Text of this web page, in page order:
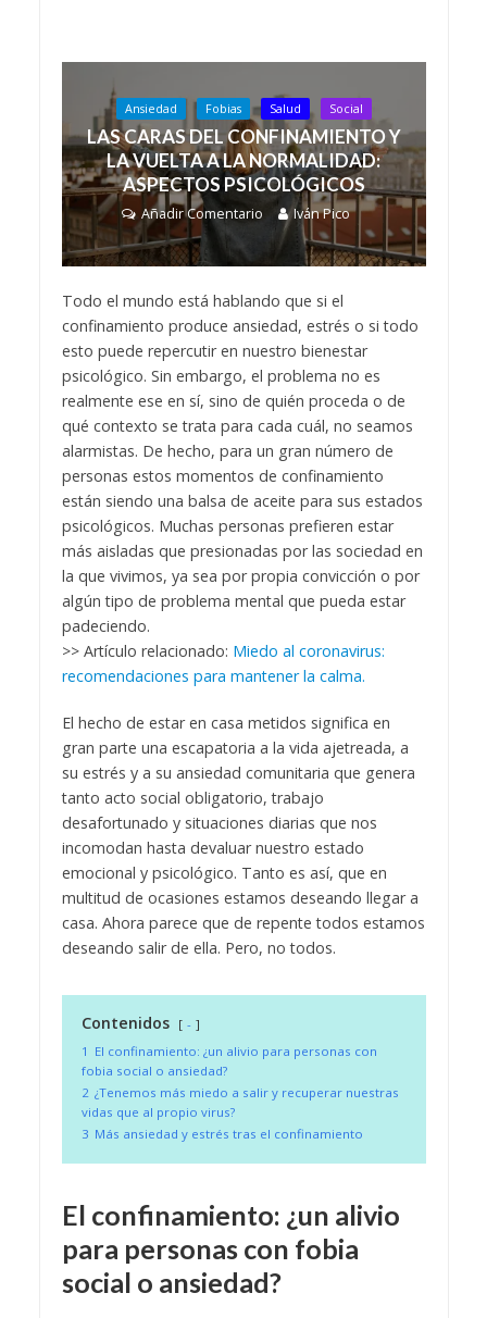
Ansiedad Fobias Salud Social
LAS CARAS DEL CONFINAMIENTO Y
LA VUELTA A LA NORMALIDAD:
ASPECTOS PSICOLÓGICOS
Añadir Comentario Iván Pico
Todo el mundo está hablando que si el
confinamiento produce ansiedad, estrés o si todo
esto puede repercutir en nuestro bienestar
psicológico. Sin embargo, el problema no es
realmente ese en sí, sino de quién proceda o de
qué contexto se trata para cada cuál, no seamos
alarmistas. De hecho, para un gran número de
personas estos momentos de confinamiento
están siendo una balsa de aceite para sus estados
psicológicos. Muchas personas prefieren estar
más aisladas que presionadas por las sociedad en
la que vivimos, ya sea por propia convicción o por
algún tipo de problema mental que pueda estar
padeciendo.
>> Artículo relacionado: Miedo al coronavirus:
recomendaciones para mantener la calma.
El hecho de estar en casa metidos significa en
gran parte una escapatoria a la vida ajetreada, a
su estrés y a su ansiedad comunitaria que genera
tanto acto social obligatorio, trabajo
desafortunado y situaciones diarias que nos
incomodan hasta devaluar nuestro estado
emocional y psicológico. Tanto es así, que en
multitud de ocasiones estamos deseando llegar a
casa. Ahora parece que de repente todos estamos
deseando salir de ella. Pero, no todos.
Contenidos
-
1 El confinamiento: ¿un alivio para personas con
fobia social o ansiedad?
2 ¿Tenemos más miedo a salir y recuperar nuestras
vidas que al propio virus?
3 Más ansiedad y estrés tras el confinamiento
El confinamiento: ¿un alivio
para personas con fobia
social o ansiedad?